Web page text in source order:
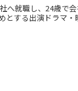
へ就職し、24歳で
する出演ドラマ・